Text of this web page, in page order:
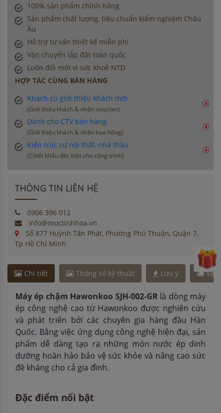
100% sản phẩm chính hãng
Sản phẩm chất lượng, tiêu chuẩn kiểm nghiệm Châu
Âu
Hỗ trợ tư vấn thiết kế miễn phí
Vận chuyển lắp đặt toàn quốc
Luôn đổi mới vì sức khoẻ NTD
HỢP TÁC CÙNG BÁN HÀNG
Khách cũ giới thiệu khách mới
(Giới thiệu khách & nhận voucher)
Dành cho CTV bán hàng
(Giới thiệu khách & nhận hoa hồng)
Kiến trúc sư nội thất, nhà thầu
(Chiết khấu đặc biệt cho công trình)
THÔNG TIN LIÊN HỆ
0906 396 012
info@moctinhhoa.vn
Số 877 Huỳnh Tấn Phát, Phường Phú Thuận, Quận 7,
Tp Hồ Chí Minh
Chi tiết Thông số kỹ thuật Lưu ý Vận
Máy ép chậm Hawonkoo SJH-002-GRlà dòng máy
ép công nghệ cao từ Hawonkoo được nghiên cứu
và phát triển bởi các chuyên gia hàng đầu Hàn
Quốc. Bằng việc ứng dụng công nghệ hiện đại, sản
phẩm dễ dàng tạo ra những món nước ép dinh
dưỡng hoàn hảo bảo vệ sức khỏe và nâng cao sức
đề kháng cho cả gia đình.
Đặc điểm nổi bật